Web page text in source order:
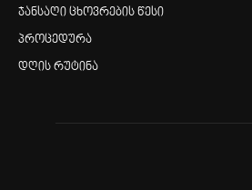
ჯანსაღი ცხოვრების წესი
პროცედურა
დღის რუტინა